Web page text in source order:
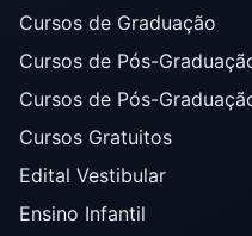
Cursos de Graduação
Cursos de Pós-
Cursos de Pós-
Cursos Gratuitos
Edital Vestibular
Ensino Infantil